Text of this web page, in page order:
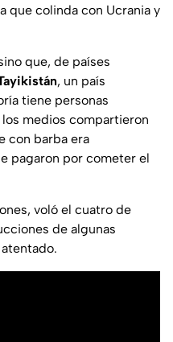
que colinda con Ucrania y
que, de países
, un país
tiene personas
medios compartieron
con barba era
pagaron por cometer el
voló el cuatro de
de algunas